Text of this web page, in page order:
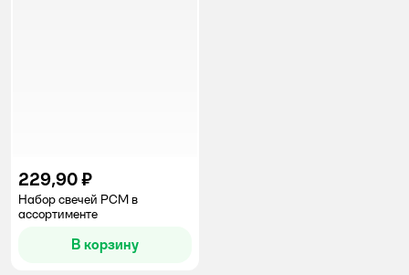
229,90 ₽
Набор свечей РСМ в
ассортименте
В корзину